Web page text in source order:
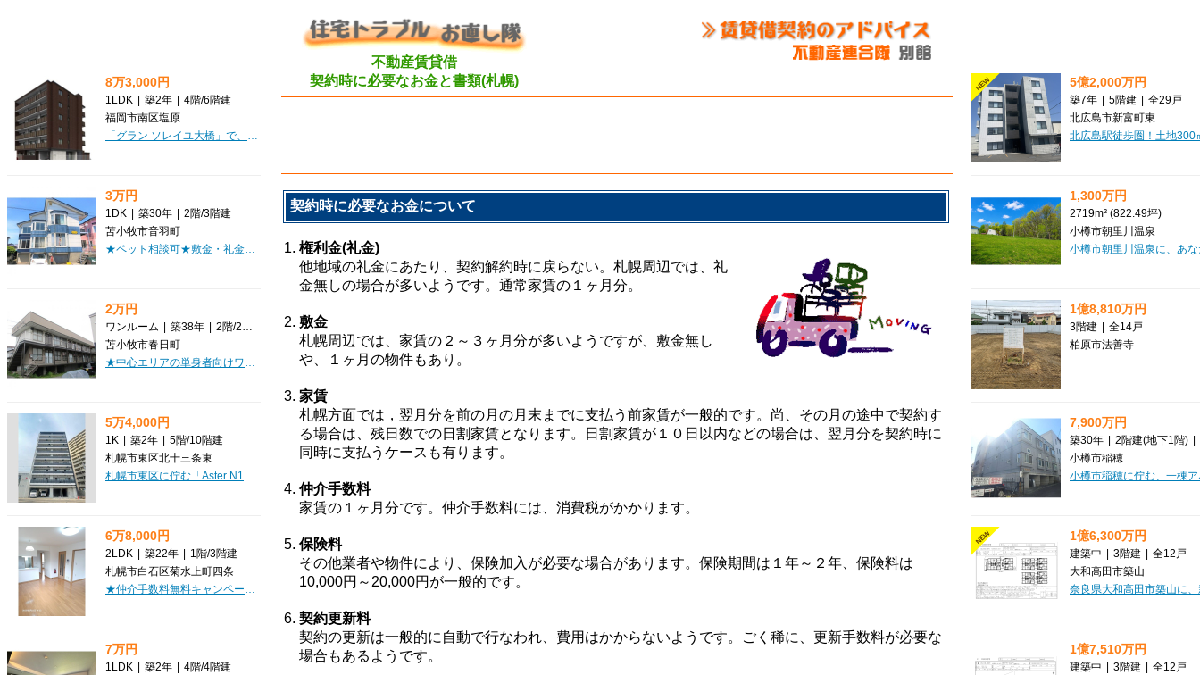
不動産賃貸借
契約時に必要なお金と書類(札幌)
契約時に必要なお金について
権利金(礼金)
他地域の礼金にあたり、契約解約時に戻らない。札幌周辺では、礼
金無しの場合が多いようです。通常家賃の１ヶ月分。
敷金
札幌周辺では、家賃の２～３ヶ月分が多いようですが、敷金無し
や、１ヶ月の物件もあり。
家賃
札幌方面では，翌月分を前の月の月末までに支払う前家賃が一般的です。尚、その月の途中で契約す
る場合は、残日数での日割家賃となります。日割家賃が１０日以内などの場合は、翌月分を契約時に
同時に支払うケースも有ります。
仲介手数料
家賃の１ヶ月分です。仲介手数料には、消費税がかかります。
保険料
その他業者や物件により、保険加入が必要な場合があります。保険期間は１年～２年、保険料は
10,000円～20,000円が一般的です。
契約更新料
契約の更新は一般的に自動で行なわれ、費用はかからないようです。ごく稀に、更新手数料が必要な
場合もあるようです。
8万3,000円
1LDK 築2年 4階/6階建
福岡市南区塩原
「グラン ソレイユ大橋」で、新しい毎日を始めてみませんか？JR鹿児島本線「竹下」駅から徒歩5分とアクセス良好ながら、2024年1月築の築浅マンションです。こちらの1LDK（30.39m²）のお部屋は、なんと家具・家電付き！引っ越しの初期費用を抑えたい方や、すぐにでも新生活をスタートしたい方にぴったりですね。オートロックや防犯カメラ、モニタ付インターホンで安心のセキュリティ。宅配BOXも完備されているので、お留守の時でも荷物の受け取りがスムーズです。バス・トイレ別はもちろん、浴室乾燥機や追い焚き機能、温水洗浄トイレなど水回りの設備も充実。カウンターキッチンで毎日のお料理も楽しくなりそうですね。周辺にはスーパーやコンビニ、ドラッグストア、病院が徒歩5分圏内に揃い、生活利便性も抜群です。塩原中央公園も近く、お子様とのびのび過ごせる環境が嬉しいポイント。家賃83,000円、管理費5,000円。この機会にぜひ一度ご検討ください。新しい暮らしを応援いたします。
3万円
1DK 築30年 2階/3階建
苫小牧市音羽町
★ペット相談可★敷金・礼金0円♪1階車庫！初期費用クレジットカード決済ＯＫ！お部屋探しはミニミニで♪
2万円
ワンルーム 築38年 2階/2階建
苫小牧市春日町
★中心エリアの単身者向けワンルーム★生活保護受給者相談可♪2人入居も可能！コンビニ徒歩圏！初期費用クレジット決済OK!お部屋探しはミニミニで！
5万4,000円
1K 築2年 5階/10階建
札幌市東区北十三条東
札幌市東区に佇む「Aster N13」で、新しい暮らしをスタートしませんか？環状通東駅から徒歩4分とアクセス良好な立地で、毎日がもっと快適になります。築2年とまだ新しく、美しい外観と充実の設備が、日々の暮らしを彩ります。お部屋は広々とした23.11㎡の1K。人気のバス・トイレ別で、独立洗面台やシステムキッチン（2口コンロ）も完備しており、お料理好きの方にも嬉しいポイントです。インターネット利用料無料なので、月々の費用を抑えながら、快適なインターネット環境を心ゆくまでお楽しみいただけます。オートロックやモニタ付インターホン、防犯カメラ、宅配BOXなど、セキュリティ面も万全で、安心してお過ごしいただけます。日当り良好な角部屋で、明るく心地よい毎日が期待できますね。コンビニや郵便局、病院、飲食店も徒歩圏内に揃い、生活利便性も高く、快適な毎日が送れそうです。敷金・礼金ゼロで初期費用も抑えられますよ。ぜひ一度、この素敵な空間をご体感ください。
6万8,000円
2LDK 築22年 1階/3階建
札幌市白石区菊水上町四条
★仲介手数料無料キャンペーン中★ 駐車場1台無料！58㎡超、角部屋の2LDKです。14.1帖の広々LDKに7.5帖・6帖の洋室を備え、カップルやご夫婦にも使いやすい間取り。オール電化、2口IHシステムキッチン、エアコン、シャンドレ、シャワートイレ、モニター付きインターホンなど設備も充実しています。現在空室のため、すぐに内見も可能ですが、ご都合はいかがでしょうか？
7万円
1LDK 築2年 4階/4階建
NEW 5億2,000万円
築7年 5階建
全29戸
北広島市新富町東
1,300万円
2719m² (822.49坪)
小樽市朝里川温泉
1億8,810万円
3階建
全14戸
柏原市法善寺
7,900万円
築30年 2階建(地下1階)
小樽市稲穂
NEW 1億6,300万円
建築中 3階建
全12戸
大和高田市築山
1億7,510万円
建築中 3階建
全12戸